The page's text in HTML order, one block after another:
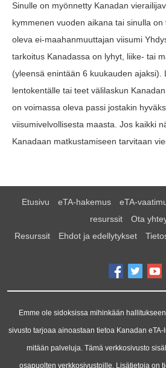
Sinulle on myönnetty Kanadan
kymmenen vuoden aikana tai sinulla
oleva ei-maahanmuuttajan viisumi
tarkoitus Kanadassa on lyhyt, liike- tai
(yleensä enintään 6 kuukauden ajaksi).
lentokentälle tai teet välilaskun
on voimassa oleva passi jostakin
viisumivelvollisesta maasta. Jos kaikki
Kanadaan matkustamiseen tarvitaan
Etusivu eTA-hakemus eTA-
resurssit
Ota
Resurssit
Ehdot ja edellytykset
Emme ole sidoksissa mihinkään
sivusto tarjoaa ainoastaan tietoa Kanadan
mitään palveluja. Tämä verkkosivusto
osapuolten verkkosivustoille. Lisätietoja on